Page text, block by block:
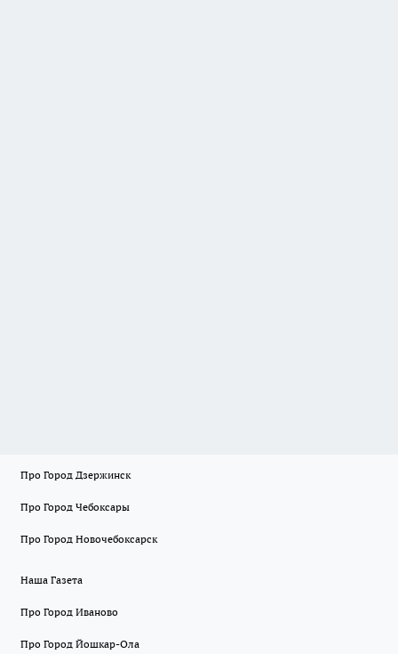
Про Город Дзержинск
Про Город Чебоксары
Про Город Новочебоксарск
Наша Газета
Про Город Иваново
Про Город Йошкар-Ола